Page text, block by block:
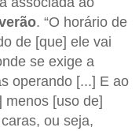
. “O horário de
de [que] ele vai
se exige a
operando [...] E ao
menos [uso de]
ou seja,